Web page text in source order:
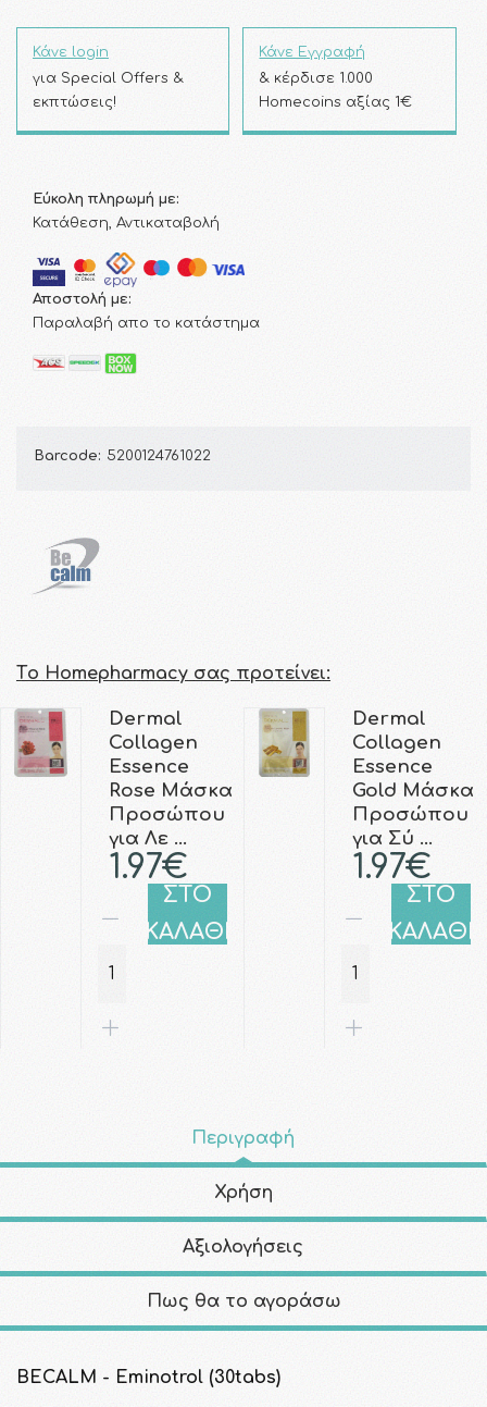
Κάνε login
για Special Offers &
εκπτώσεις!
Κάνε Εγγραφή
& κέρδισε 1.000
Homecoins αξίας 1€
Εύκολη πληρωμή με:
Κατάθεση, Αντικαταβολή
Αποστολή με:
Παραλαβή απο το κατάστημα
Barcode: 5200124761022
Τo Homepharmacy σας προτείνει:
Dermal
Collagen
Essence
Rose Μάσκα
Προσώπου
για Λε …
1.97€
ΣΤΟ
ΚΑΛΑΘΙ
Dermal
Collagen
Essence
Gold Μάσκα
Προσώπου
για Σύ …
1.97€
ΣΤΟ
ΚΑΛΑΘΙ
Περιγραφή
Χρήση
Αξιολογήσεις
Πως θα το αγοράσω
BECALM - Eminotrol (30tabs)